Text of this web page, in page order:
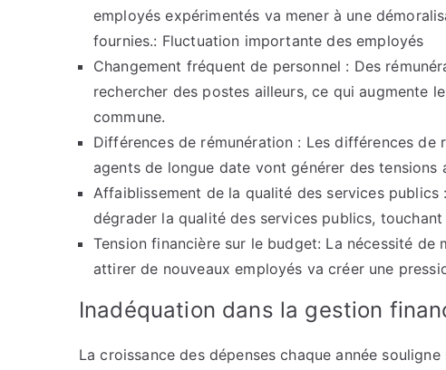
employés expérimentés va mener à une
fournies.: Fluctuation importante des employés
Changement fréquent de personnel : Des
rechercher des postes ailleurs, ce qui augmente
commune.
Différences de rémunération : Les différences
agents de longue date vont générer des tensions
Affaiblissement de la qualité des services
dégrader la qualité des services publics,
Tension financière sur le budget: La nécessité
attirer de nouveaux employés va créer une
Inadéquation dans la gestion
La croissance des dépenses chaque année